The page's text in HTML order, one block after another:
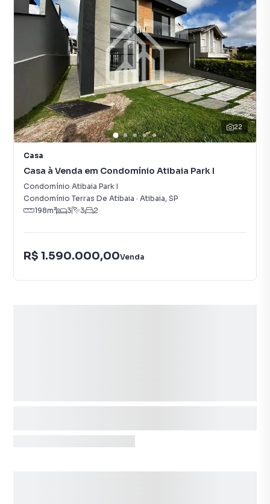
22
Casa
Casa à Venda em Condomínio Atibaia Park I
Condomínio Atibaia Park I
Condomínio Terras De Atibaia · Atibaia, SP
198m² 3 3 2
R$ 1.590.000,00Venda